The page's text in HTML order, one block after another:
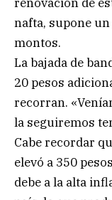
nafta, supone
montos.
La bajada de
20 pesos
recorran.
la seguiremos
Cabe recordar
elevó a 350
debe a la alta